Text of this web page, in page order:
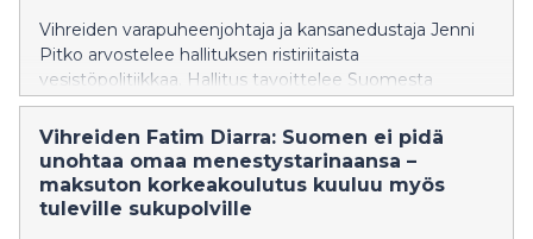
Vihreiden varapuheenjohtaja ja kansanedustaja Jenni
Pitko arvostelee hallituksen ristiriitaista
vesistöpolitiikkaa. Hallitus tavoittelee Suomesta
Euroopan johtavaa kalastusmatkailumaata, mutta
samaan aikaan sen vesilakiesitys hidastaa
vaelluskalojen nousureittien avaamista
vuosikymmenillä. Pitko vaatii vesilakiin sitovaa
aikataulua vaelluskalojen nousuesteiden purkamiseksi
Vihreiden Fatim Diarra: Suomen ei pidä
unohtaa omaa menestystarinaansa –
maksuton korkeakoulutus kuuluu myös
tuleville sukupolville